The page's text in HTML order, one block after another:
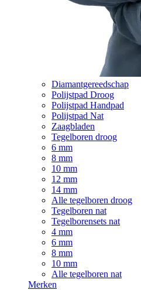
Diamantgereedschap
Polijstpad Droog
Polijstpad Handpad
Polijstpad Nat
Zaagbladen
Tegelboren droog
6 mm
8 mm
10 mm
12 mm
14 mm
Alle tegelboren droog
Tegelboren nat
Tegelborensets nat
4 mm
6 mm
8 mm
10 mm
Alle tegelboren nat
Merken